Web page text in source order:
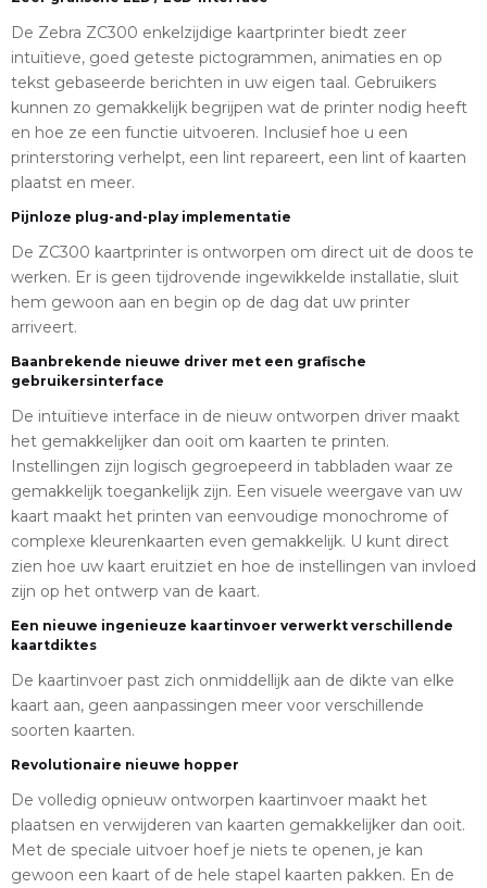
De Zebra ZC300 enkelzijdige kaartprinter biedt zeer
intuïtieve, goed geteste pictogrammen, animaties en op
tekst gebaseerde berichten in uw eigen taal. Gebruikers
kunnen zo gemakkelijk begrijpen wat de printer nodig heeft
en hoe ze een functie uitvoeren. Inclusief hoe u een
printerstoring verhelpt, een lint repareert, een lint of kaarten
plaatst en meer.
Pijnloze plug-and-play implementatie
De ZC300 kaartprinter is ontworpen om direct uit de doos te
werken. Er is geen tijdrovende ingewikkelde installatie, sluit
hem gewoon aan en begin op de dag dat uw printer
arriveert.
Baanbrekende nieuwe driver met een grafische
gebruikersinterface
De intuïtieve interface in de nieuw ontworpen driver maakt
het gemakkelijker dan ooit om kaarten te printen.
Instellingen zijn logisch gegroepeerd in tabbladen waar ze
gemakkelijk toegankelijk zijn. Een visuele weergave van uw
kaart maakt het printen van eenvoudige monochrome of
complexe kleurenkaarten even gemakkelijk. U kunt direct
zien hoe uw kaart eruitziet en hoe de instellingen van invloed
zijn op het ontwerp van de kaart.
Een nieuwe ingenieuze kaartinvoer verwerkt verschillende
kaartdiktes
De kaartinvoer past zich onmiddellijk aan de dikte van elke
kaart aan, geen aanpassingen meer voor verschillende
soorten kaarten.
Revolutionaire nieuwe hopper
De volledig opnieuw ontworpen kaartinvoer maakt het
plaatsen en verwijderen van kaarten gemakkelijker dan ooit.
Met de speciale uitvoer hoef je niets te openen, je kan
gewoon een kaart of de hele stapel kaarten pakken. En de